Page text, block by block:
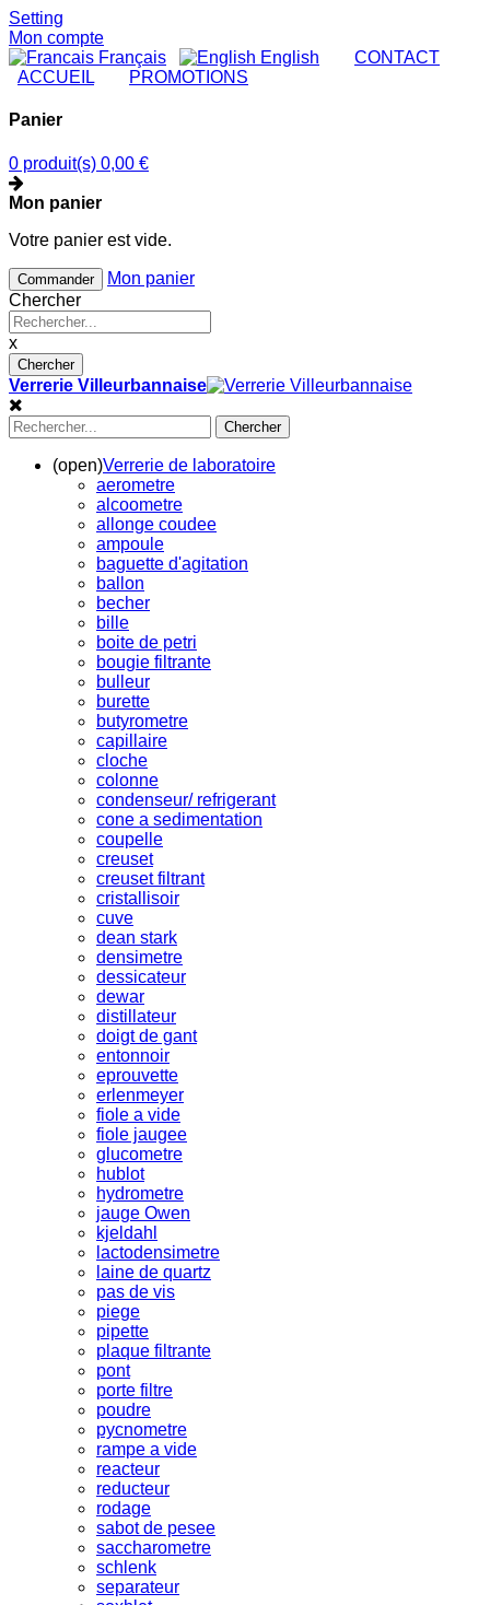
Setting
Mon compte
Français
English CONTACT
ACCUEIL
PROMOTIONS
Panier
0 produit(s) 0,00 €
Mon panier
Votre panier est vide.
Commander
Mon panier
Chercher
x
Chercher
Verrerie Villeurbannaise
Chercher
(open)Verrerie de laboratoire
aerometre
alcoometre
allonge coudee
ampoule
baguette d'agitation
ballon
becher
bille
boite de petri
bougie filtrante
bulleur
burette
butyrometre
capillaire
cloche
colonne
condenseur/ refrigerant
cone a sedimentation
coupelle
creuset
creuset filtrant
cristallisoir
cuve
dean stark
densimetre
dessicateur
dewar
distillateur
doigt de gant
entonnoir
eprouvette
erlenmeyer
fiole a vide
fiole jaugee
glucometre
hublot
hydrometre
jauge Owen
kjeldahl
lactodensimetre
laine de quartz
pas de vis
piege
pipette
plaque filtrante
pont
porte filtre
poudre
pycnometre
rampe a vide
reacteur
reducteur
rodage
sabot de pesee
saccharometre
schlenk
separateur